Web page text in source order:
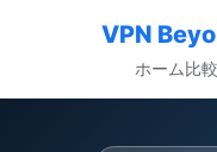
VPN
ホーム比較